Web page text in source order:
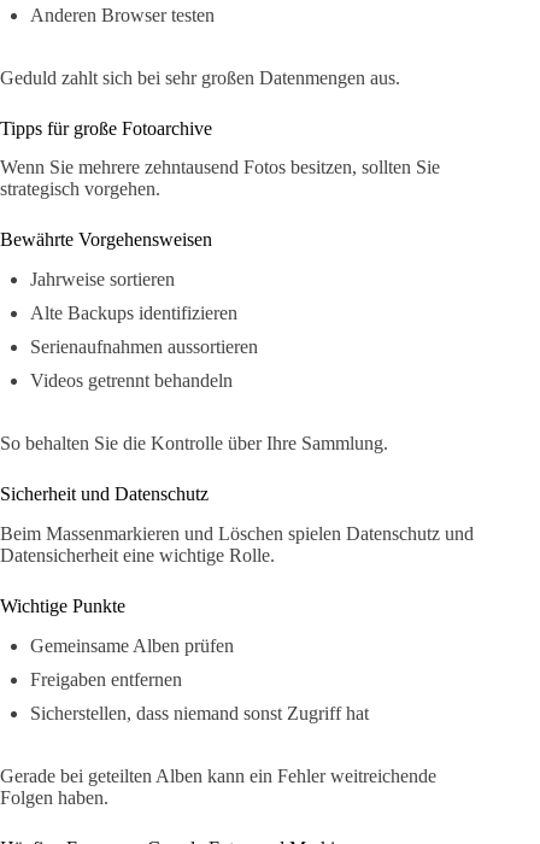
Anderen Browser testen
Geduld zahlt sich bei sehr großen Datenmengen aus.
Tipps für große Fotoarchive
Wenn Sie mehrere zehntausend Fotos besitzen, sollten Sie
strategisch vorgehen.
Bewährte Vorgehensweisen
Jahrweise sortieren
Alte Backups identifizieren
Serienaufnahmen aussortieren
Videos getrennt behandeln
So behalten Sie die Kontrolle über Ihre Sammlung.
Sicherheit und Datenschutz
Beim Massenmarkieren und Löschen spielen Datenschutz und
Datensicherheit eine wichtige Rolle.
Wichtige Punkte
Gemeinsame Alben prüfen
Freigaben entfernen
Sicherstellen, dass niemand sonst Zugriff hat
Gerade bei geteilten Alben kann ein Fehler weitreichende
Folgen haben.